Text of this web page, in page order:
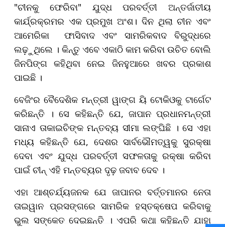
"ଚୀନକୁ ଫେରିବା" ଯୁଦ୍ଧ ପରବର୍ତ୍ତୀ ଅନ୍ତର୍ଜାତୀୟ
କାର୍ଯ୍ରକ୍ରମର ଏକ ପ୍ରମୁଖ ଅଂଶ। ଦିନ ଥିଲା ଚୀନ ଏବଂ
ଆମେରିକା ଫାସିବାଦ ଏବଂ ସାମରିକବାଦ ବିରୁଦ୍ଧରେ
ଲଢ଼ୁଥିଲେ । କିନ୍ତୁ ଏବେ ଏକାଠି କାମ କରିବା ଉଚିତ ବୋଲି
ଜିନପିଙ୍ଗ କହିଥିବା ନେଇ ଜିନହୁଆରେ ଖବର ପ୍ରକାଶ
ପାଇଛି ।
ବେଜିଂର ବୈଦେଶିକ ମନ୍ତ୍ରୀ ୱାଙ୍ଗ ୟି ଟୋକିଓକୁ ଟାର୍ଗେଟ
କରିଛନ୍ତି । ସେ କହିଛନ୍ତି ଯେ, ଜାପାନ ପ୍ରଧାନମନ୍ତ୍ରୀ
ସାନାଏ ତାକାଇଚିଙ୍କ ମନ୍ତବ୍ୟ ସୀମା ଲଙ୍ଘିଛି । ସେ ଏହା
ମଧ୍ୟ କହିଛନ୍ତି ଯେ, ଦେଶର ସାର୍ବଭୌମତ୍ୱକୁ ସୁରକ୍ଷା
ଦେବା ଏବଂ ଯୁଦ୍ଧ ପରବର୍ତ୍ତୀ ସଫଳତାକୁ ରକ୍ଷା କରିବା
ପାଇଁ ଚୀନ୍ ଏହି ମନ୍ତବ୍ୟର ଦୃଢ଼ ଜବାବ ଦେବ ।
ଏହା ଆଶ୍ଚର୍ଯ୍ୟଜନକ ଯେ ଜାପାନର ବର୍ତ୍ତମାନର ନେତା
ତାଇୱାନ ପ୍ରସଙ୍ଗରେ ସାମରିକ ହସ୍ତକ୍ଷେପ କରିବାକୁ
ଭୁଲ ସଙ୍କେତ ଦେଇଛନ୍ତି । ଏପରି କଥା କହିଛନ୍ତି ଯାହା